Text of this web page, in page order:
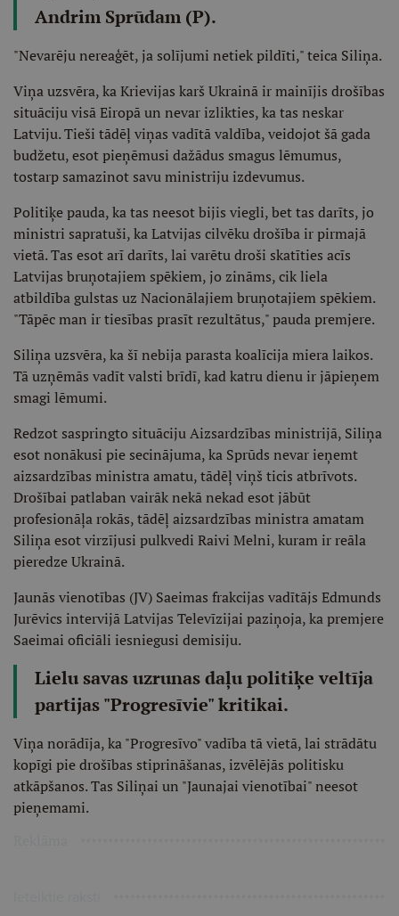
Andrim Sprūdam (P).
"Nevarēju nereaģēt, ja solījumi netiek pildīti," teica Siliņa.
Viņa uzsvēra, ka Krievijas karš Ukrainā ir mainījis drošības
situāciju visā Eiropā un nevar izlikties, ka tas neskar
Latviju. Tieši tādēļ viņas vadītā valdība, veidojot šā gada
budžetu, esot pieņēmusi dažādus smagus lēmumus,
tostarp samazinot savu ministriju izdevumus.
Politiķe pauda, ka tas neesot bijis viegli, bet tas darīts, jo
ministri sapratuši, ka Latvijas cilvēku drošība ir pirmajā
vietā. Tas esot arī darīts, lai varētu droši skatīties acīs
Latvijas bruņotajiem spēkiem, jo zināms, cik liela
atbildība gulstas uz Nacionālajiem bruņotajiem spēkiem.
"Tāpēc man ir tiesības prasīt rezultātus," pauda premjere.
Siliņa uzsvēra, ka šī nebija parasta koalīcija miera laikos.
Tā uzņēmās vadīt valsti brīdī, kad katru dienu ir jāpieņem
smagi lēmumi.
Redzot saspringto situāciju Aizsardzības ministrijā, Siliņa
esot nonākusi pie secinājuma, ka Sprūds nevar ieņemt
aizsardzības ministra amatu, tādēļ viņš ticis atbrīvots.
Drošībai patlaban vairāk nekā nekad esot jābūt
profesionāļa rokās, tādēļ aizsardzības ministra amatam
Siliņa esot virzījusi pulkvedi Raivi Melni, kuram ir reāla
pieredze Ukrainā.
Jaunās vienotības (JV) Saeimas frakcijas vadītājs Edmunds
Jurēvics intervijā Latvijas Televīzijai paziņoja, ka premjere
Saeimai oficiāli iesniegusi demisiju.
Lielu savas uzrunas daļu politiķe veltīja
partijas "Progresīvie" kritikai.
Viņa norādīja, ka "Progresīvo" vadība tā vietā, lai strādātu
kopīgi pie drošības stiprināšanas, izvēlējās politisku
atkāpšanos. Tas Siliņai un "Jaunajai vienotībai" neesot
pieņemami.